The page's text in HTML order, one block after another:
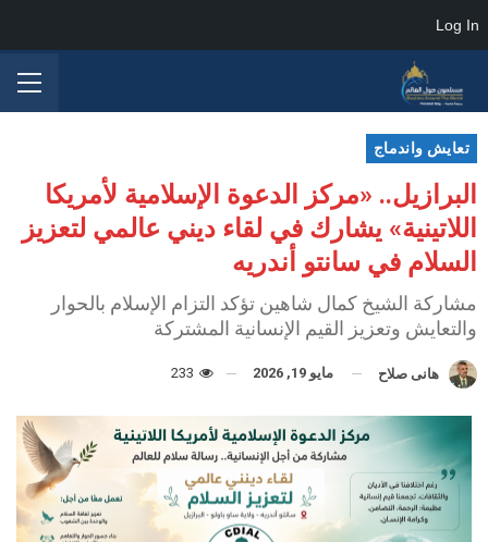
تعايش واندماج
البرازيل.. «مركز الدعوة الإسلامية لأمريكا
اللاتينية» يشارك في لقاء ديني عالمي لتعزيز
السلام في سانتو أندريه
مشاركة الشيخ كمال شاهين تؤكد التزام الإسلام بالحوار
والتعايش وتعزيز القيم الإنسانية المشتركة
هانى صلاح مايو 19, 2026
Log In